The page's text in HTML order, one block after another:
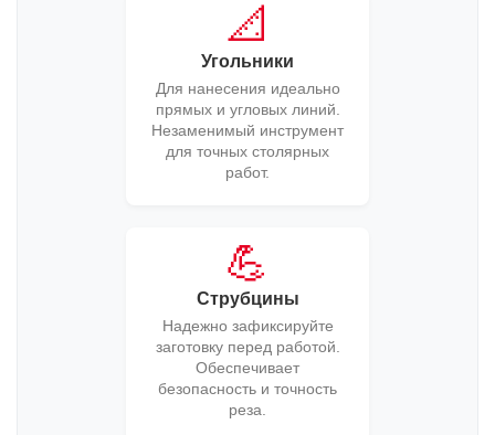
📐
Угольники
Для нанесения идеально
прямых и угловых линий.
Незаменимый инструмент
для точных столярных
работ.
💪
Струбцины
Надежно зафиксируйте
заготовку перед работой.
Обеспечивает
безопасность и точность
реза.